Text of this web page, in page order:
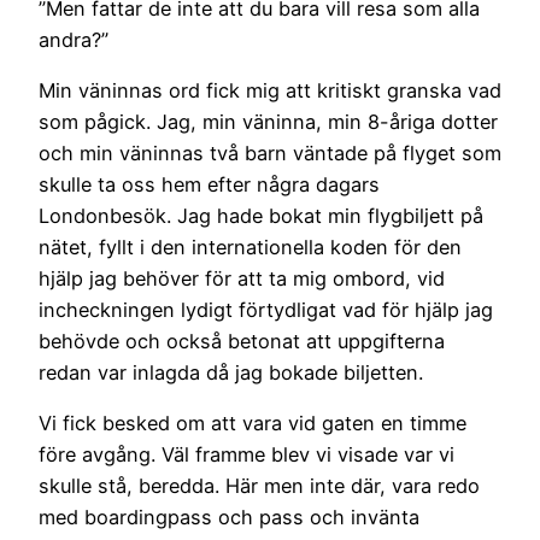
”Men fattar de inte att du bara vill resa som alla
andra?”
Min väninnas ord fick mig att kritiskt granska vad
som pågick. Jag, min väninna, min 8-åriga dotter
och min väninnas två barn väntade på flyget som
skulle ta oss hem efter några dagars
Londonbesök. Jag hade bokat min flygbiljett på
nätet, fyllt i den internationella koden för den
hjälp jag behöver för att ta mig ombord, vid
incheckningen lydigt förtydligat vad för hjälp jag
behövde och också betonat att uppgifterna
redan var inlagda då jag bokade biljetten.
Vi fick besked om att vara vid gaten en timme
före avgång. Väl framme blev vi visade var vi
skulle stå, beredda. Här men inte där, vara redo
med boardingpass och pass och invänta